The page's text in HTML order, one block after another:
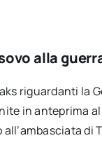
alla
riguardanti la
in anteprima
di